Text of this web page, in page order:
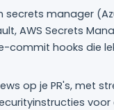
secrets manager
AWS Secrets
commit hooks die
op je PR's, met
voor